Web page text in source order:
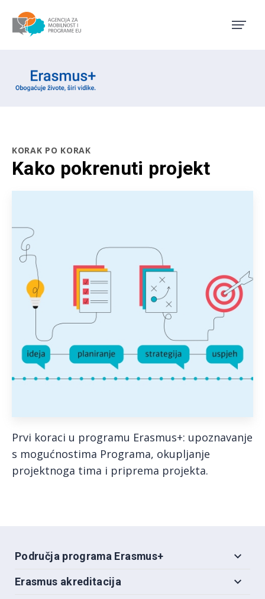
KORAK PO KORAK
Kako pokrenuti projekt
Prvi koraci u programu Erasmus+: upoznavanje
s mogućnostima Programa, okupljanje
projektnoga tima i priprema projekta.
Područja programa Erasmus+
Erasmus akreditacija